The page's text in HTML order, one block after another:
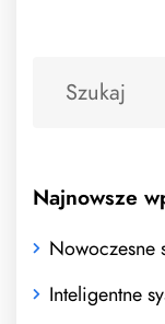
Najnowsze
Nowoczesne
Inteligentne